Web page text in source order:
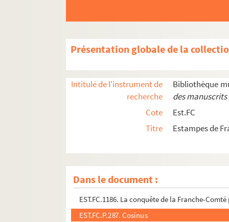
Présentation globale de la
Intitulé de l'instrument de
recherche
Bibliothèque
des
Cote
Est.FC
Titre
Estampes de
Dans le document :
EST.FC.M.60. Le citoyen Courbet par Bertall
EST.FC.28. Clairval am Doubs, mit der Doubs :
EST.FC.29. Clairval am Doubs
EST.FC.30. Clairval am Doubs
EST.FC.130. Cloître de Montbenoit
EST.FC.4018. Commissaire du Directoire
EST.FC.4068. Comptoir des quincailleries
EST.FC.1271. Le Comte d'Astorg, Contre Amiral
EST.FC.4078. Comtois, Rends-toi...! Pour tes
EST.FC.1186. La conquête de la Franche-
EST.FC.P.287. Cosinus